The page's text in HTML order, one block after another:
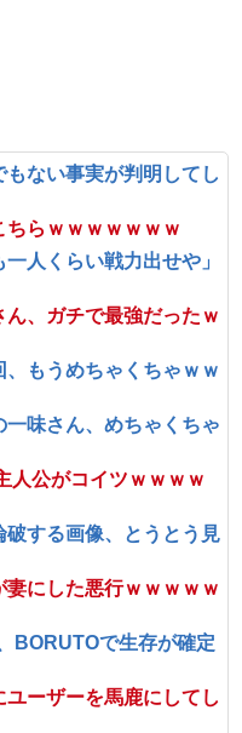
もない事実が判明してし
らｗｗｗｗｗｗｗ
人くらい戦力出せや」
ん、ガチで最強だったｗ
もうめちゃくちゃｗｗ
一味さん、めちゃくちゃ
人公がコイツｗｗｗｗ
破する画像、とうとう見
妻にした悪行ｗｗｗｗｗ
BORUTOで生存が確定
ユーザーを馬鹿にしてし